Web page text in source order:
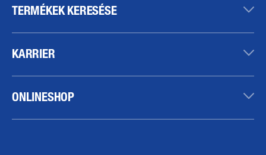
TERMÉKEK KERESÉSE
KARRIER
ONLINESHOP